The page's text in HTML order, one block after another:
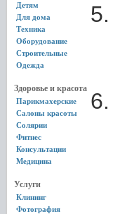
Детям
Для дома
Техника
Оборудование
Строительные
Одежда
Здоровье и красота
Парикмахерские
Салоны красоты
Солярии
Фитнес
Консультации
Медицина
Услуги
Клининг
Фотография